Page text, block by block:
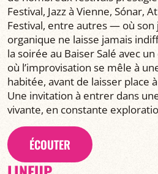
Festival, Jazz à Vienne, Sónar,
Festival, entre autres — où
organique ne laisse jamais
la soirée au Baiser Salé avec
où l’improvisation se mêle à
habitée, avant de laisser place
Une invitation à entrer dans
vivante, en constante
ÉCOUTER